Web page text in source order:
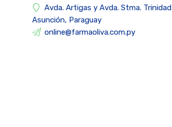
Avda. Artigas y Avda. Stma. Trinidad
Asunción, Paraguay
online@farmaoliva.com.py